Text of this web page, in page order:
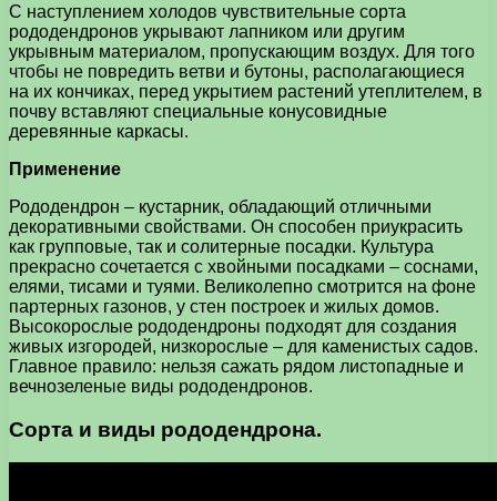
С наступлением холодов чувствительные сорта
рододендронов укрывают лапником или другим
укрывным материалом, пропускающим воздух. Для того
чтобы не повредить ветви и бутоны, располагающиеся
на их кончиках, перед укрытием растений утеплителем, в
почву вставляют специальные конусовидные
деревянные каркасы.
Применение
Рододендрон – кустарник, обладающий отличными
декоративными свойствами. Он способен приукрасить
как групповые, так и солитерные посадки. Культура
прекрасно сочетается с хвойными посадками – соснами,
елями, тисами и туями. Великолепно смотрится на фоне
партерных газонов, у стен построек и жилых домов.
Высокорослые рододендроны подходят для создания
живых изгородей, низкорослые – для каменистых садов.
Главное правило: нельзя сажать рядом листопадные и
вечнозеленые виды рододендронов.
Сорта и виды рододендрона.